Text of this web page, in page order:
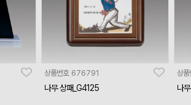
상품번호 676791
나무 상패_G4125
상
나